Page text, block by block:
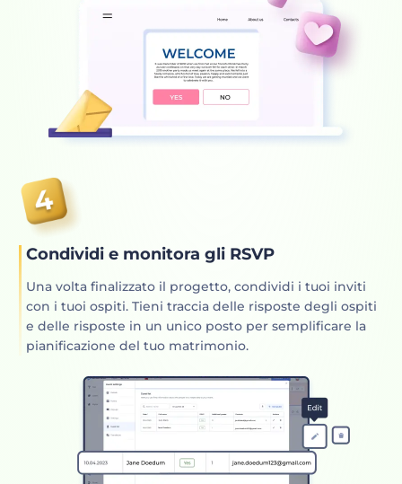
Condividi e monitora gli RSVP
Una volta finalizzato il progetto, condividi i tuoi inviti
con i tuoi ospiti. Tieni traccia delle risposte degli ospiti
e delle risposte in un unico posto per semplificare la
pianificazione del tuo matrimonio.